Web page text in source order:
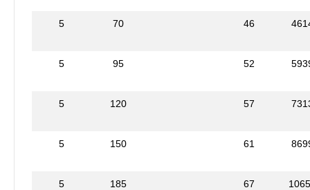
5 70 46
5 95 52
5 120 57
5 150 61
5 185 67